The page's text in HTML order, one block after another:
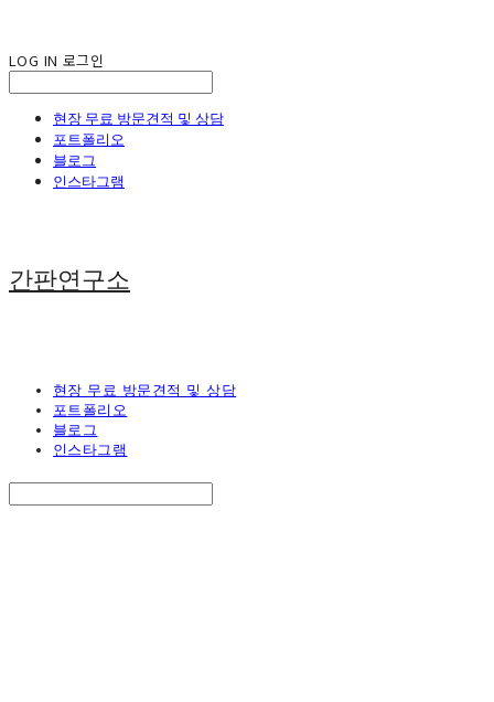
LOG IN 로그인
현장 무료 방문견적 및 상담
포트폴리오
블로그
인스타그램
간판연구소
현장 무료 방문견적 및 상담
포트폴리오
블로그
인스타그램